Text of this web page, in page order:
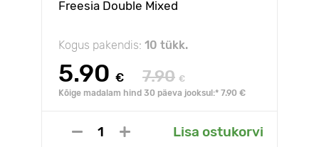
Freesia Double Mixed
Kogus pakendis: 10 tükk.
5.90 € 7.90 €
Kõige madalam hind 30 päeva jooksul:* 7.90 €
Lisa ostukorvi